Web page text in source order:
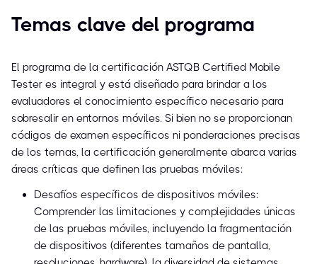
Temas clave del programa
El programa de la certificación ASTQB Certified Mobile
Tester es integral y está diseñado para brindar a los
evaluadores el conocimiento específico necesario para
sobresalir en entornos móviles. Si bien no se proporcionan
códigos de examen específicos ni ponderaciones precisas
de los temas, la certificación generalmente abarca varias
áreas críticas que definen las pruebas móviles:
Desafíos específicos de dispositivos móviles:
Comprender las limitaciones y complejidades únicas
de las pruebas móviles, incluyendo la fragmentación
de dispositivos (diferentes tamaños de pantalla,